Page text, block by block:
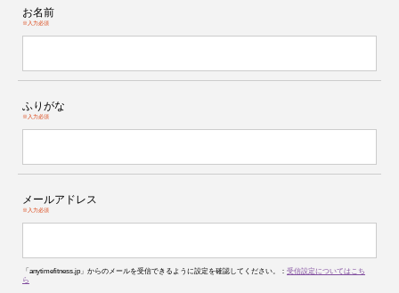
お名前
※入力必須
ふりがな
※入力必須
メールアドレス
※入力必須
「anytimefitness.jp」からのメールを受信できるように設定を確認してください。： 受信設定についてはこち
ら